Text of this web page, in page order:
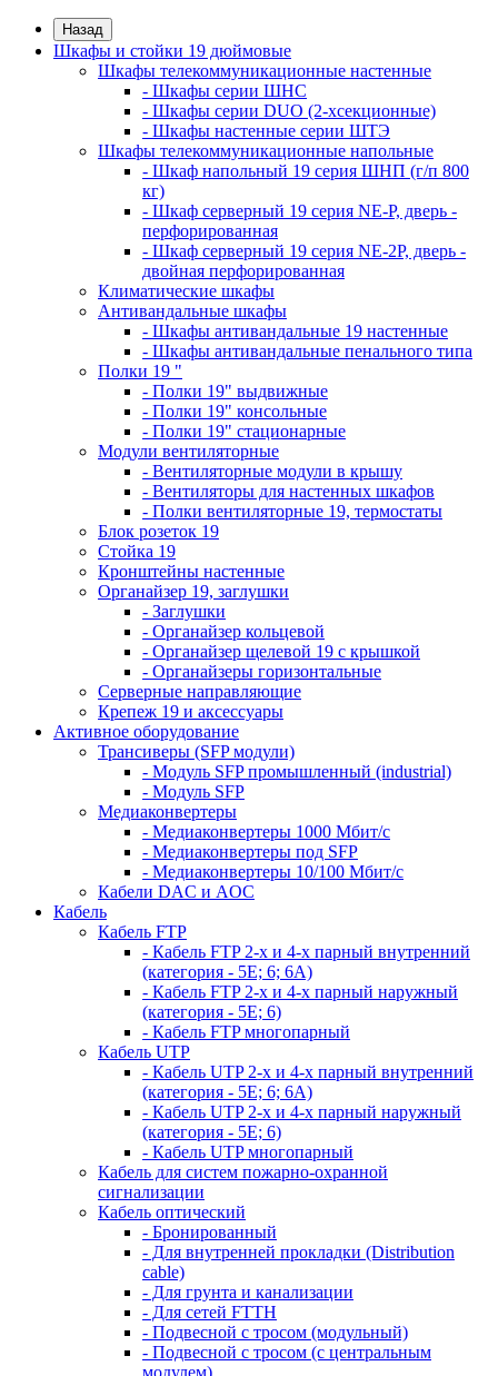
Назад
Шкафы и стойки 19 дюймовые
Шкафы телекоммуникационные настенные
- Шкафы серии ШНС
- Шкафы серии DUO (2-хсекционные)
- Шкафы настенные серии ШТЭ
Шкафы телекоммуникационные напольные
- Шкаф напольный 19 серия ШНП (г/п 800
кг)
- Шкаф серверный 19 серия NE-P, дверь -
перфорированная
- Шкаф серверный 19 серия NE-2P, дверь -
двойная перфорированная
Климатические шкафы
Антивандальные шкафы
- Шкафы антивандальные 19 настенные
- Шкафы антивандальные пенального типа
Полки 19 "
- Полки 19" выдвижные
- Полки 19" консольные
- Полки 19" стационарные
Модули вентиляторные
- Вентиляторные модули в крышу
- Вентиляторы для настенных шкафов
- Полки вентиляторные 19, термостаты
Блок розеток 19
Стойка 19
Кронштейны настенные
Органайзер 19, заглушки
- Заглушки
- Органайзер кольцевой
- Органайзер щелевой 19 с крышкой
- Органайзеры горизонтальные
Серверные направляющие
Крепеж 19 и аксессуары
Активное оборудование
Трансиверы (SFP модули)
- Модуль SFP промышленный (industrial)
- Модуль SFP
Медиаконвертеры
- Медиаконвертеры 1000 Мбит/с
- Медиаконвертеры под SFP
- Медиаконвертеры 10/100 Мбит/с
Кабели DAC и AOC
Кабель
Кабель FTP
- Кабель FTP 2-х и 4-х парный внутренний
(категория - 5Е; 6; 6А)
- Кабель FTP 2-х и 4-х парный наружный
(категория - 5Е; 6)
- Кабель FTP многопарный
Кабель UTP
- Кабель UTP 2-х и 4-х парный внутренний
(категория - 5Е; 6; 6А)
- Кабель UTP 2-х и 4-х парный наружный
(категория - 5Е; 6)
- Кабель UTP многопарный
Кабель для систем пожарно-охранной
сигнализации
Кабель оптический
- Бронированный
- Для внутренней прокладки (Distribution
cable)
- Для грунта и канализации
- Для сетей FTTH
- Подвесной с тросом (модульный)
- Подвесной с тросом (с центральным
модулем)